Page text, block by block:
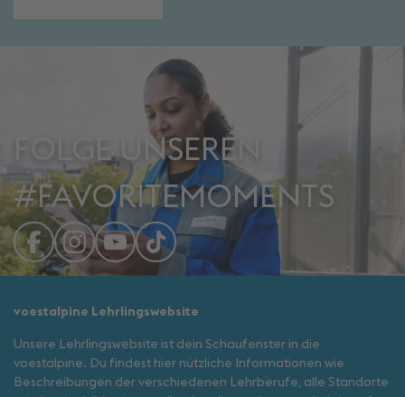
FOLGE UNSEREN
#FAVORITEMOMENTS
voestalpine Lehrlingswebsite
Unsere Lehrlingswebsite ist dein Schaufenster in die
voestalpine. Du findest hier nützliche Informationen wie
Beschreibungen der verschiedenen Lehrberufe, alle Standorte